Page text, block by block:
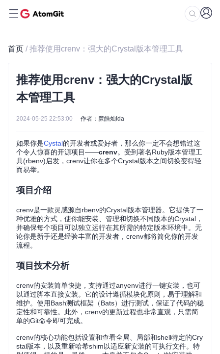
首页 / 推荐使用crenv：强大的Crystal版本管理工具
推荐使用crenv：强大的Crystal版
本管理工具
2024-05-25 22:53:00 作者：廉皓灿Ida
如果你是Cystal的开发者或爱好者，那么你一定不会想错过这
个令人惊喜的开源项目——crenv。受到著名Ruby版本管理工
具(rbenv)启发，crenv让你在多个Crystal版本之间切换变得轻
而易举。
项目介绍
crenv是一款灵感源自rbenv的Crystal版本管理器。它提供了一
种优雅的方式，使你能安装、管理和切换不同版本的Crystal，
并确保每个项目可以独立运行在其所需的特定版本环境中。无
论你是新手还是经验丰富的开发者，crenv都将简化你的开发
流程。
项目技术分析
crenv的安装简单快捷，支持通过anyenv进行一键安装，也可
以通过脚本直接安装。它的设计遵循模块化原则，易于理解和
维护。使用Bash测试框架（Bats）进行测试，保证了代码的稳
定性和可靠性。此外，crenv的更新过程也非常直观，只需简
单的Git命令即可完成。
crenv的核心功能包括设置和查看全局、局部和shell特定的Cry
stal版本，以及重新哈希shim以适应新安装的可执行文件。特